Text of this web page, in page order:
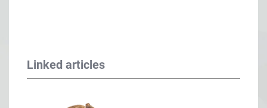
Linked articles